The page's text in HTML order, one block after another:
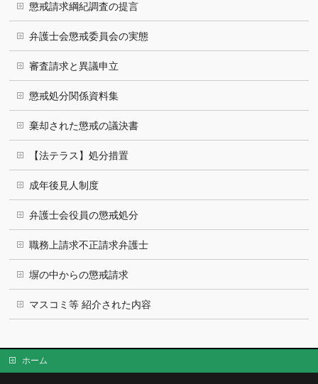
懲戒請求綱紀調査の提言
弁護士会懲戒委員会の実態
審査請求と異議申立
懲戒処分関係資料集
棄却された懲戒の議決書
【法テラス】処分措置
成年後見人制度
弁護士会役員の懲戒処分
職務上請求不正請求弁護士
塀の中からの懲戒請求
マスコミ等 紹介された内容
ホーム